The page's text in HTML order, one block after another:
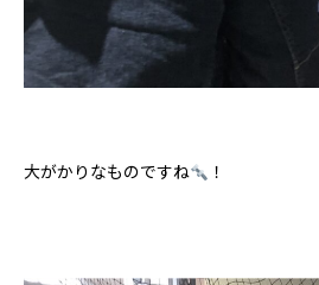
大がかりなものですね ！